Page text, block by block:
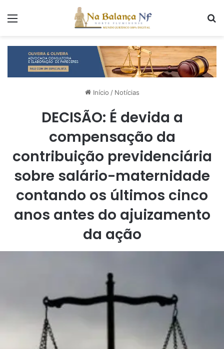
Início / Notícias
DECISÃO: É devida a
compensação da
contribuição previdenciária
sobre salário-maternidade
contando os últimos cinco
anos antes do ajuizamento
da ação